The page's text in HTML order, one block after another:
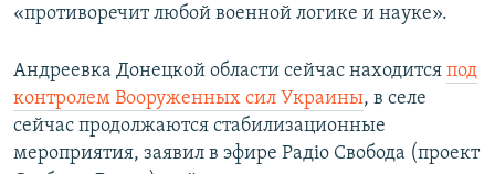
«противоречит любой военной логике и науке».
Андреевка Донецкой области сейчас находится под
контролем Вооруженных сил Украины, в селе
сейчас продолжаются стабилизационные
мероприятия, заявил в эфире Радіо Свобода (проект